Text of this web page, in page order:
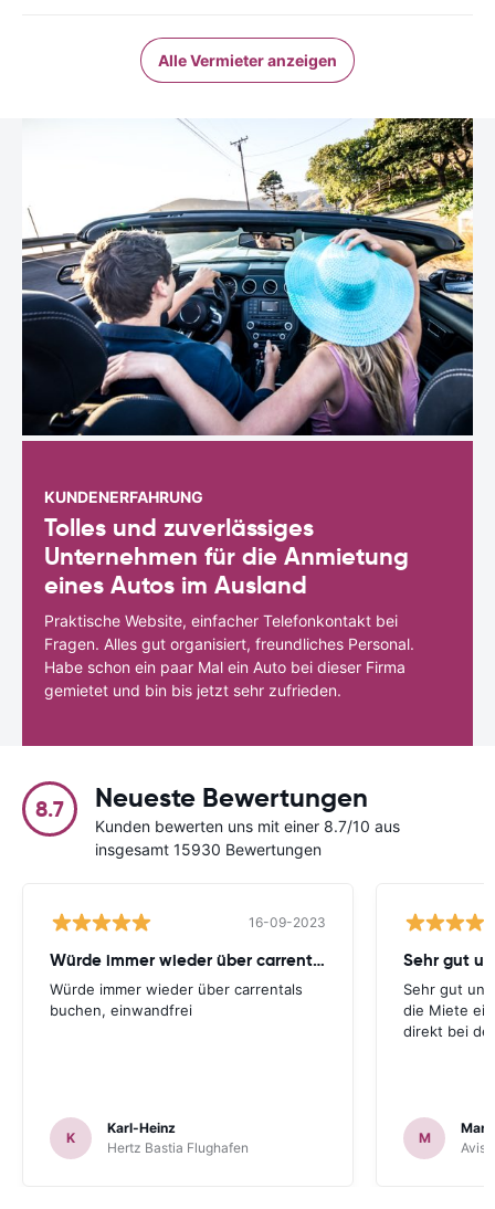
Alle Vermieter anzeigen
KUNDENERFAHRUNG
Tolles und zuverlässiges
Unternehmen für die Anmietung
eines Autos im Ausland
Praktische Website, einfacher Telefonkontakt bei
Fragen. Alles gut organisiert, freundliches Personal.
Habe schon ein paar Mal ein Auto bei dieser Firma
gemietet und bin bis jetzt sehr zufrieden.
8.7 Neueste Bewertungen
Kunden bewerten uns mit einer 8.7/10 aus
insgesamt 15930 Bewertungen
16-09-2023
Würde immer wieder über carrentals
Würde immer wieder über carrentals
buchen, einwandfrei
K
Karl-Heinz
Hertz Bastia Flughafen
Sehr gut
die Miete
direkt bei
M
Avis